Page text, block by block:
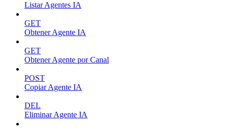
Listar Agentes IA
GET
Obtener Agente IA
GET
Obtener Agente por Canal
POST
Copiar Agente IA
DEL
Eliminar Agente IA